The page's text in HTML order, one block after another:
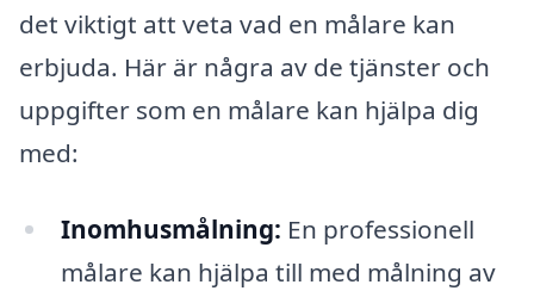
det viktigt att veta vad en målare kan
erbjuda. Här är några av de tjänster och
uppgifter som en målare kan hjälpa dig
med:
Inomhusmålning: En professionell
målare kan hjälpa till med målning av